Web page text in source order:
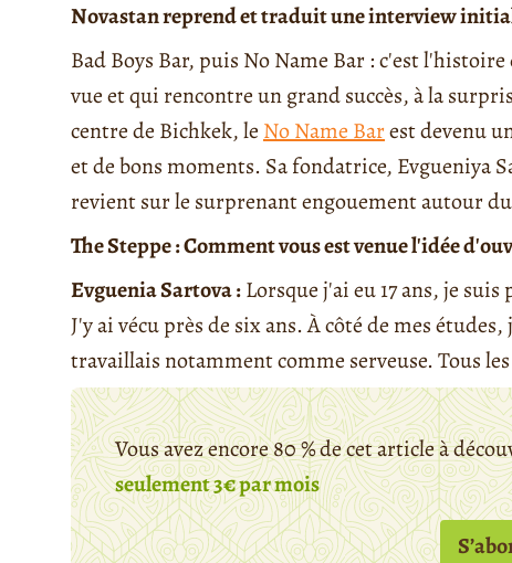
Novastan reprend et traduit une interview
Bad Boys Bar, puis No Name Bar : c'est
vue et qui rencontre un grand succès, à la
centre de Bichkek, le No Name Barest devenu
et de bons moments. Sa fondatrice, Evgueniya
revient sur le surprenant engouement autour
The Steppe : Comment vous est venue l'idée
Evguenia Sartova :Lorsque j'ai eu 17 ans, je
J'y ai vécu près de six ans. À côté de mes
travaillais notamment comme serveuse. Tous
Vous avez encore 80 % de cet article à
seulement 3€ par mois